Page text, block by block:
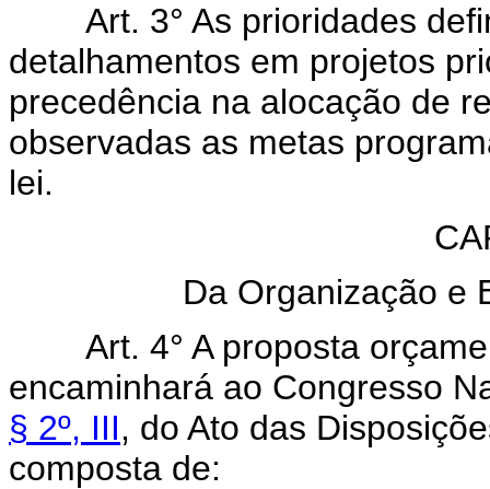
Art. 3° As prioridades
detalhamentos em projetos
precedência na alocação de
observadas as metas
lei.
Da Organização e
Art. 4° A proposta
encaminhará ao Congresso
§ 2º, III, do Ato das
composta de: